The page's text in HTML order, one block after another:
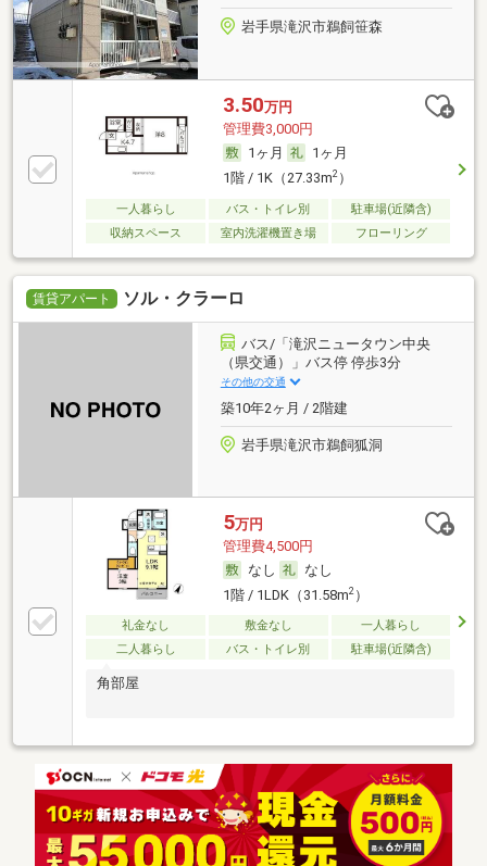
岩手県滝沢市鵜飼笹森
3.50万円
管理費3,000円
1ヶ月
1ヶ月
1階 / 1K（27.33m2）
一人暮らし バス・トイレ別
駐車場(近隣含)
収納スペース
室内洗濯機置き場 フローリング
賃貸アパート ソル・クラーロ
バス/「滝沢ニュータウン中央
（県交通）」バス停 停歩3分
その他の交通
築10年2ヶ月 / 2階建
岩手県滝沢市鵜飼狐洞
5万円
管理費4,500円
なし
なし
1階 / 1LDK（31.58m2）
礼金なし 敷金なし
一人暮らし
二人暮らし
バス・トイレ別 駐車場(近隣含)
角部屋